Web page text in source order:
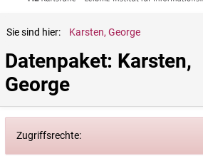
Sie sind hier: Karsten, George
Datenpaket: Karsten,
George
Zugriffsrechte: